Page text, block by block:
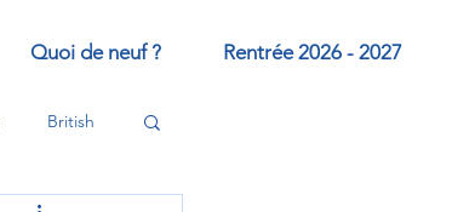
Quoi de neuf ? Rentrée 2026 - 2027
British